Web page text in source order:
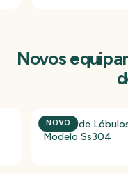
Novos
NOVO
Bomba de
Modelo Ss304